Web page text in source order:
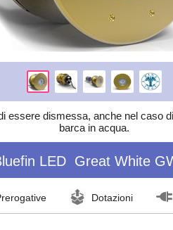
essere dismessa, anche nel caso
barca in acqua.
LED Great White
Dotazioni